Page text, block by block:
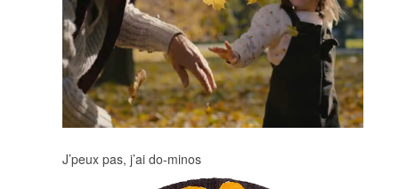
J’peux pas, j’ai do-minos